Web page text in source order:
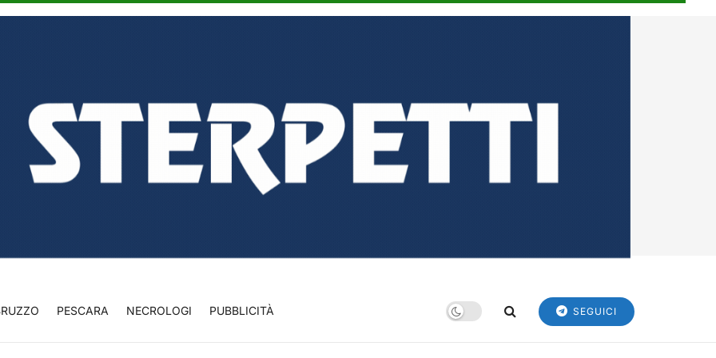
PESCARA NECROLOGI PUBBLICITÀ SEGUICI